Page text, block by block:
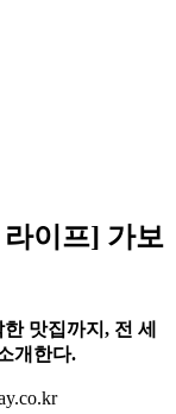
이프] 가보
맛집까지, 전 세
개한다.